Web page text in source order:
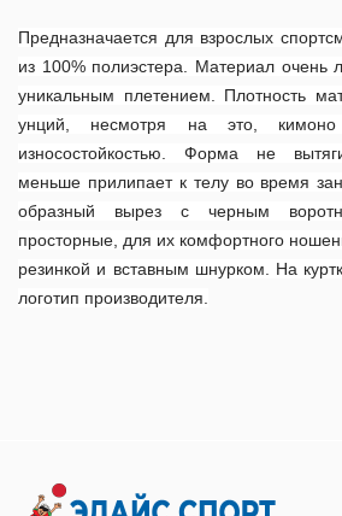
Предназначается для взрослых
из 100% полиэстера. Материал очень
уникальным плетением. Плотность
унций, несмотря на это, кимоно
износостойкостью. Форма не
меньше прилипает к телу во время
образный вырез с черным
просторные, для их комфортного
резинкой и вставным шнурком. На
логотип производителя.